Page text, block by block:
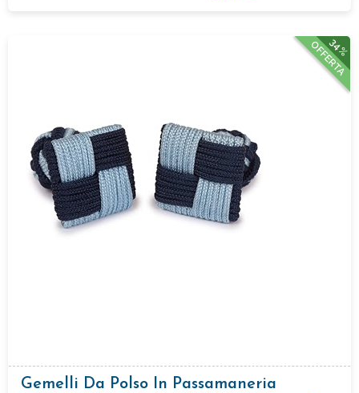
34%
OFFERTA
Gemelli Da Polso In Passamaneria